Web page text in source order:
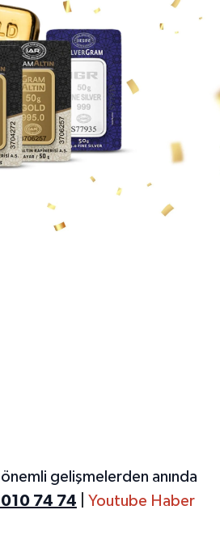
gelişmelerden anında
74 74
Youtube Haber